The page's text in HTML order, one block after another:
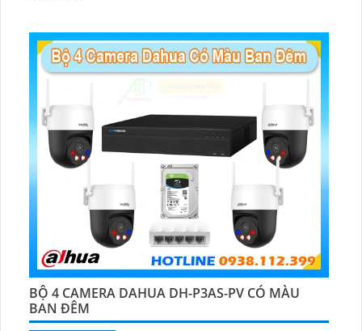
BỘ 4 CAMERA DAHUA DH-P3AS-PV CÓ MÀU
BAN ĐÊM